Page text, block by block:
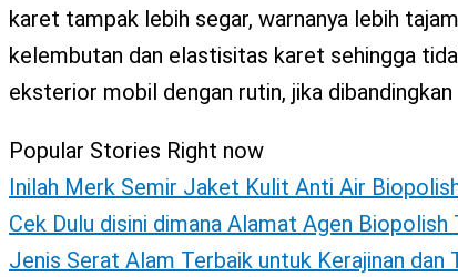
karet tampak lebih segar, warnanya lebih
kelembutan dan elastisitas karet sehingga
eksterior mobil dengan rutin, jika
Popular Stories Right now
Inilah Merk Semir Jaket Kulit Anti Air
Cek Dulu disini dimana Alamat Agen
Jenis Serat Alam Terbaik untuk Kerajinan dan